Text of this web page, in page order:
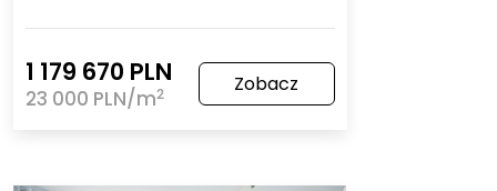
1 179 670 PLN
23 000 PLN/m2 Zobacz